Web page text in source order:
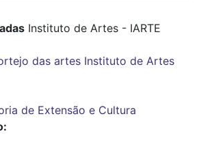
Instituto de Artes - IARTE
das artes Instituto de Artes
de Extensão e Cultura